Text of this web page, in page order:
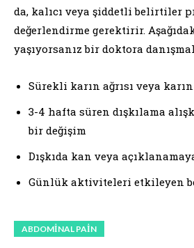
da, kalıcı veya şiddetli belirtiler
değerlendirme gerektirir.
yaşıyorsanız bir doktora
Sürekli karın ağrısı veya
3-4 hafta süren dışkılama
bir değişim
Dışkıda kan veya
Günlük aktiviteleri etkileyen
ABDOMINAL PAIN